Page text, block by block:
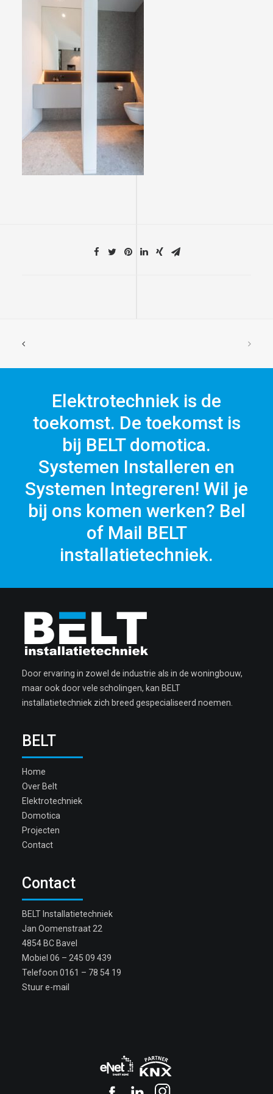
Elektrotechniek is de
toekomst. De toekomst is
bij BELT domotica.
Systemen Installeren en
Systemen Integreren! Wil je
bij ons komen werken? Bel
of Mail BELT
installatietechniek.
Door ervaring in zowel de industrie als in de woningbouw,
maar ook door vele scholingen, kan BELT
installatietechniek zich breed gespecialiseerd noemen.
BELT
Home
Over Belt
Elektrotechniek
Domotica
Projecten
Contact
Contact
BELT Installatietechniek
Jan Oomenstraat 22
4854 BC Bavel
Mobiel 06 – 245 09 439
Telefoon 0161 – 78 54 19
Stuur e-mail